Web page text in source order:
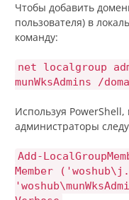
Чтобы добавить
пользователя) в
команду:
net localgroup
munWksAdmins /
Используя
администраторы
Add-
Member